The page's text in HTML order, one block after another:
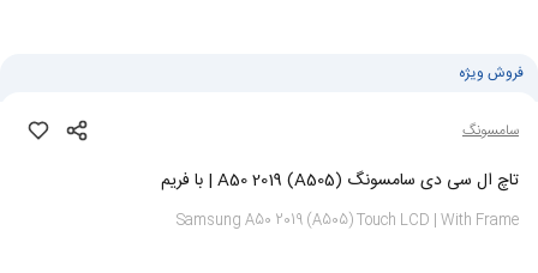
فروش ویژه
سامسونگ
تاچ ال سی دی سامسونگ A50 2019 (A505) | با فریم
Samsung A50 2019 (A505) Touch LCD | With Frame